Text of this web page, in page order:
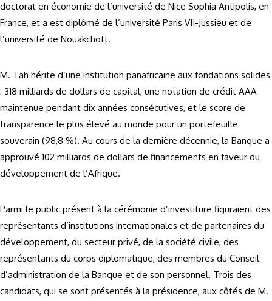
doctorat en économie de l’université de Nice Sophia Antipolis, en
France, et a est diplômé de l’université Paris VII-Jussieu et de
l’université de Nouakchott.
M. Tah hérite d’une institution panafricaine aux fondations solides
: 318 milliards de dollars de capital, une notation de crédit AAA
maintenue pendant dix années consécutives, et le score de
transparence le plus élevé au monde pour un portefeuille
souverain (98,8 %). Au cours de la dernière décennie, la Banque a
approuvé 102 milliards de dollars de financements en faveur du
développement de l’Afrique.
Parmi le public présent à la cérémonie d’investiture figuraient des
représentants d’institutions internationales et de partenaires du
développement, du secteur privé, de la société civile, des
représentants du corps diplomatique, des membres du Conseil
d’administration de la Banque et de son personnel. Trois des
candidats, qui se sont présentés à la présidence, aux côtés de M.